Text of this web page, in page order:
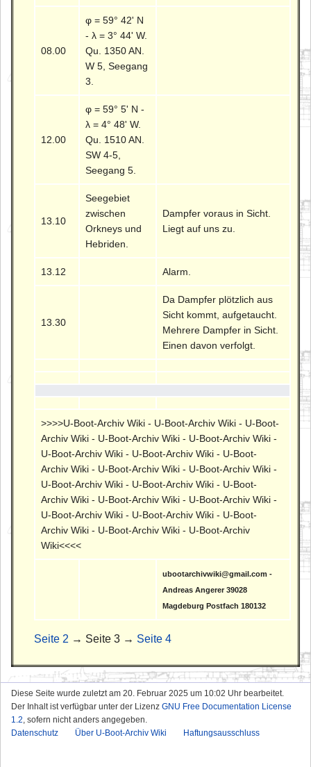
08.00
φ = 59° 42' N
- λ = 3° 44' W.
Qu. 1350 AN.
W 5, Seegang
3.
12.00
φ = 59° 5' N -
λ = 4° 48' W.
Qu. 1510 AN.
SW 4-5,
Seegang 5.
13.10
Seegebiet
zwischen
Orkneys und
Hebriden.
Dampfer voraus in Sicht.
Liegt auf uns zu.
13.12 Alarm.
13.30
Da Dampfer plötzlich aus
Sicht kommt, aufgetaucht.
Mehrere Dampfer in Sicht.
Einen davon verfolgt.
>>>>U-Boot-Archiv Wiki - U-Boot-Archiv Wiki - U-Boot-
Archiv Wiki - U-Boot-Archiv Wiki - U-Boot-Archiv Wiki -
U-Boot-Archiv Wiki - U-Boot-Archiv Wiki - U-Boot-
Archiv Wiki - U-Boot-Archiv Wiki - U-Boot-Archiv Wiki -
U-Boot-Archiv Wiki - U-Boot-Archiv Wiki - U-Boot-
Archiv Wiki - U-Boot-Archiv Wiki - U-Boot-Archiv Wiki -
U-Boot-Archiv Wiki - U-Boot-Archiv Wiki - U-Boot-
Archiv Wiki - U-Boot-Archiv Wiki - U-Boot-Archiv
Wiki<<<<
ubootarchivwiki@gmail.com -
Andreas Angerer 39028
Magdeburg Postfach 180132
Seite 2 → Seite 3 → Seite 4
Diese Seite wurde zuletzt am 20. Februar 2025 um 10:02 Uhr bearbeitet.
Der Inhalt ist verfügbar unter der Lizenz GNU Free Documentation License
1.2, sofern nicht anders angegeben.
Datenschutz
Über U-Boot-Archiv Wiki Haftungsausschluss